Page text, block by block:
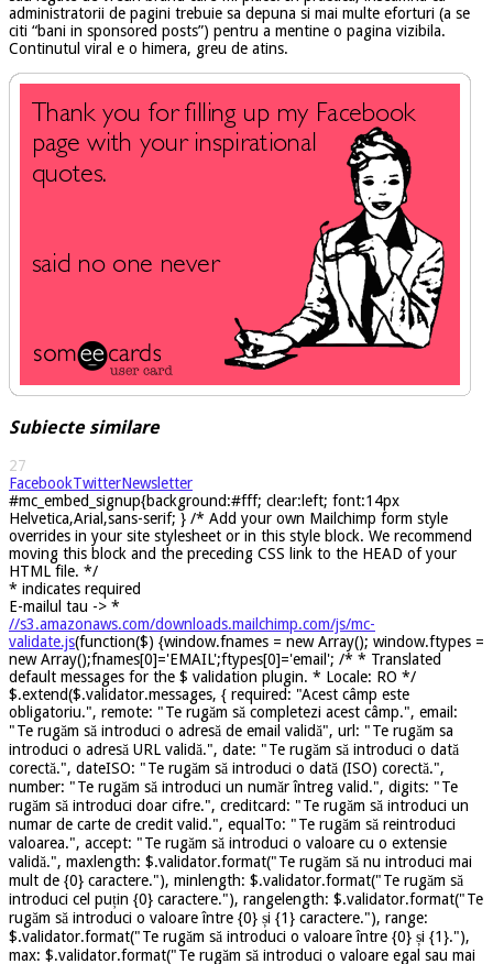
administratorii de pagini trebuie sa depuna si mai multe eforturi (a se
citi “bani in sponsored posts”) pentru a mentine o pagina vizibila.
Continutul viral e o himera, greu de atins.
Subiecte similare
27
FacebookTwitterNewsletter
#mc_embed_signup{background:#fff; clear:left; font:14px
Helvetica,Arial,sans-serif; } /* Add your own Mailchimp form style
overrides in your site stylesheet or in this style block. We recommend
moving this block and the preceding CSS link to the HEAD of your
HTML file. */
* indicates required
E-mailul tau -> *
//s3.amazonaws.com/downloads.mailchimp.com/js/mc-
validate.js(function($) {window.fnames = new Array(); window.ftypes =
new Array();fnames[0]='EMAIL';ftypes[0]='email'; /* * Translated
default messages for the $ validation plugin. * Locale: RO */
$.extend($.validator.messages, { required: "Acest câmp este
obligatoriu.", remote: "Te rugăm să completezi acest câmp.", email:
"Te rugăm să introduci o adresă de email validă", url: "Te rugăm sa
introduci o adresă URL validă.", date: "Te rugăm să introduci o dată
corectă.", dateISO: "Te rugăm să introduci o dată (ISO) corectă.",
number: "Te rugăm să introduci un număr întreg valid.", digits: "Te
rugăm să introduci doar cifre.", creditcard: "Te rugăm să introduci un
numar de carte de credit valid.", equalTo: "Te rugăm să reintroduci
valoarea.", accept: "Te rugăm să introduci o valoare cu o extensie
validă.", maxlength: $.validator.format("Te rugăm să nu introduci mai
mult de {0} caractere."), minlength: $.validator.format("Te rugăm să
introduci cel puțin {0} caractere."), rangelength: $.validator.format("Te
rugăm să introduci o valoare între {0} și {1} caractere."), range:
$.validator.format("Te rugăm să introduci o valoare între {0} și {1}."),
max: $.validator.format("Te rugăm să introduci o valoare egal sau mai